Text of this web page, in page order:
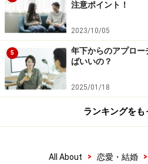
注意ポイント！
2023/10/05
5
年下からのアプロ
ばいいの？
2025/01/18
ランキングをも
All About > 恋愛・結婚 >